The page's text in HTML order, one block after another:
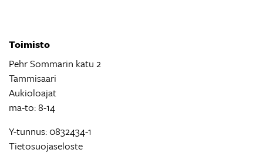
Toimisto
Pehr Sommarin katu 2
Tammisaari
Aukioloajat
ma-to: 8-14
Y-tunnus: 0832434-1
Tietosuojaseloste